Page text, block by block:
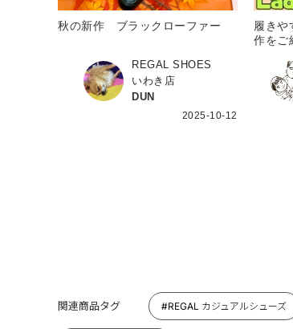
秋の新作 ブラックローファー
REGAL SHOES
いわき店
DUN
2025-10-12
履きや
作をご
関連商品タグ #REGAL カジュアルシューズ